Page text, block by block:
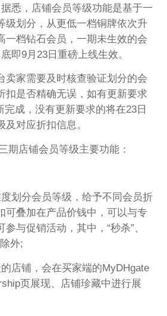
悉，店铺会员等级功能是基于一
级划分，从更低一档铜牌依次升
一档钻石会员，一期未生效的会
即9月23日重磅上线生效。
卖家需要及时核查验证划分的会
扣是否精确无误，如有更新要求
完成，没有更新要求的将在23日
对应折扣信息。
期店铺会员等级主要功能：
划分会员等级，给予不同会员折
可叠加在产品价钱中，可以与专
与促销活动，其中，“秒杀”、
外;
店铺，会在买家端的MyDHgate
页展现、店铺珍藏中进行展